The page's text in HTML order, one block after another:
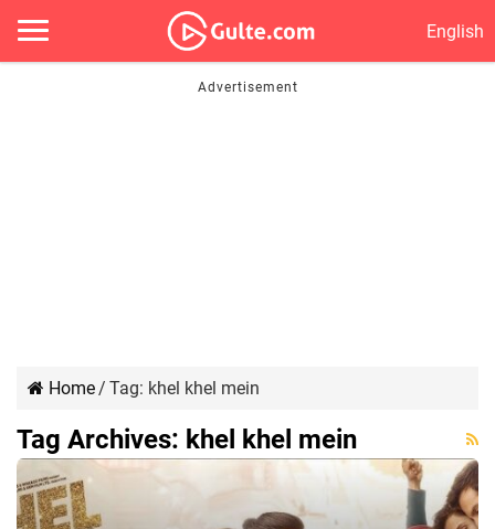
English
Home/ Tag: khel khel mein
Tag Archives: khel khel mein